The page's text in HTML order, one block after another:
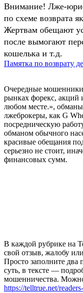
Внимание! Лже-
по схеме возврата
Жертвам обещают
после вымогают
кошелька и т.д.
Памятка по возврату
Очередные мошенники
рынках форекс, акций
любом месте.»,
лжеброкеры, как G
посредническую
обманом обычного
красивые обещания
серьезно не стоит,
финансовых сумм.
В каждой рубрике на
свой отзыв, жалобу
Просто заполните два
суть, в тексте —
мошенничества.
https://telltrue.net/